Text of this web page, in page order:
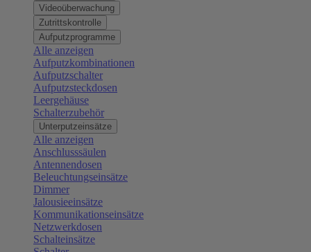
Videoüberwachung
Zutrittskontrolle
Aufputzprogramme
Alle anzeigen
Aufputzkombinationen
Aufputzschalter
Aufputzsteckdosen
Leergehäuse
Schalterzubehör
Unterputzeinsätze
Alle anzeigen
Anschlusssäulen
Antennendosen
Beleuchtungseinsätze
Dimmer
Jalousieeinsätze
Kommunikationseinsätze
Netzwerkdosen
Schalteinsätze